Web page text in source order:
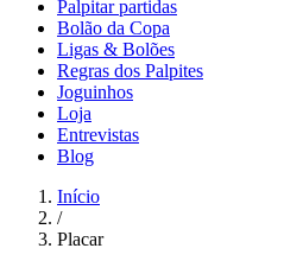
Palpitar partidas
Bolão da Copa
Ligas & Bolões
Regras dos Palpites
Joguinhos
Loja
Entrevistas
Blog
Início
/
Placar